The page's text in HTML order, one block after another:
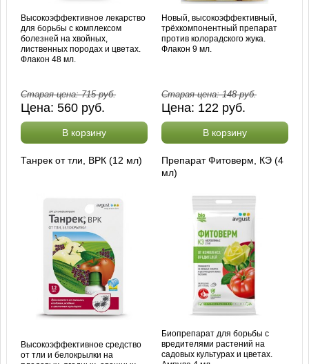
Высокоэффективное лекарство
для борьбы с комплексом
болезней на хвойных,
лиственных породах и цветах.
Флакон 48 мл.
Старая цена:715руб.
Цена:560 руб.
В корзину
Новый, высокоэффективный,
трёхкомпонентный препарат
против колорадского жука.
Флакон 9 мл.
Старая цена:148руб.
Цена: 122 руб.
В корзину
Танрек от тли, ВРК (12 мл)
Высокоэффективное средство
от тли и белокрылки на
Препарат Фитоверм, КЭ (4
мл)
Биопрепарат для борьбы с
вредителями растений на
садовых культурах и цветах.